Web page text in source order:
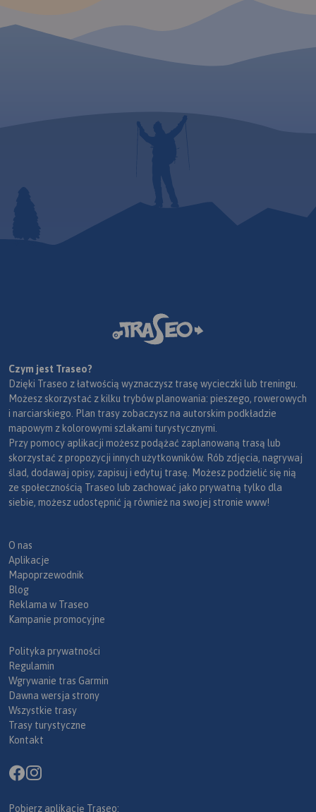
Czym jest Traseo?
Dzięki Traseo z łatwością wyznaczysz trasę wycieczki lub treningu.
Możesz skorzystać z kilku trybów planowania: pieszego, rowerowych
i narciarskiego. Plan trasy zobaczysz na autorskim podkładzie
mapowym z kolorowymi szlakami turystycznymi.
Przy pomocy aplikacji możesz podążać zaplanowaną trasą lub
skorzystać z propozycji innych użytkowników. Rób zdjęcia, nagrywaj
ślad, dodawaj opisy, zapisuj i edytuj trasę. Możesz podzielić się nią
ze społecznością Traseo lub zachować jako prywatną tylko dla
siebie, możesz udostępnić ją również na swojej stronie www!
O nas
Aplikacje
Mapoprzewodnik
Blog
Reklama w Traseo
Kampanie promocyjne
Polityka prywatności
Regulamin
Wgrywanie tras Garmin
Dawna wersja strony
Wszystkie trasy
Trasy turystyczne
Kontakt
Pobierz aplikację Traseo: